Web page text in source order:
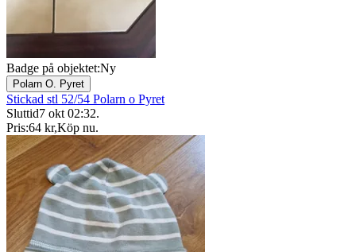
Badge på objektet:Ny
Polarn O. Pyret
Stickad stl 52/54 Polarn o Pyret
Sluttid7 okt 02:32.
Pris:64 kr,Köp nu.